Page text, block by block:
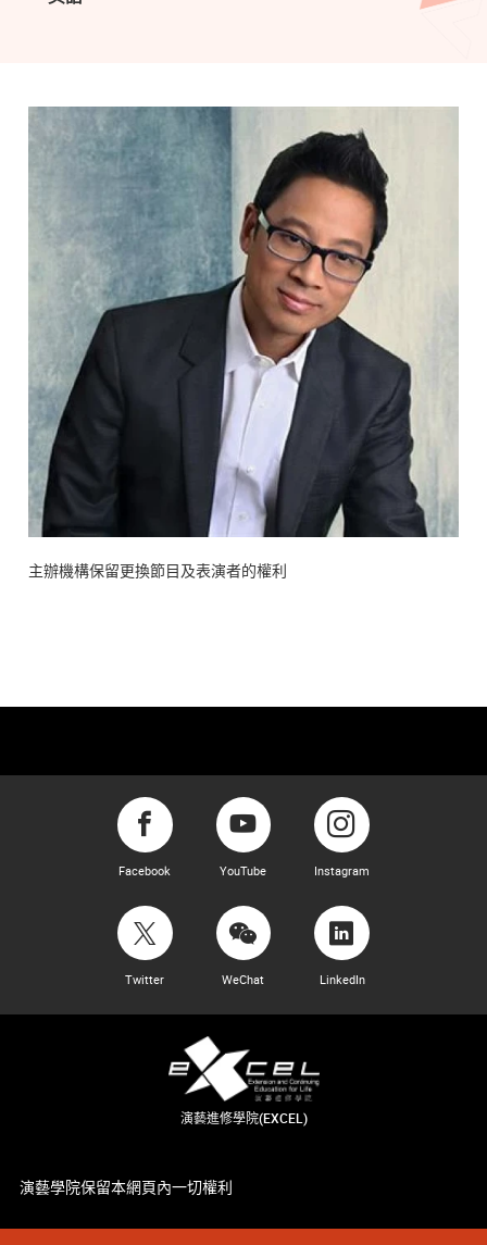
主辦機構保留更換節目及表演者的權利
Facebook YouTube Instagram
Twitter WeChat LinkedIn
演藝進修學院(EXCEL)
演藝學院保留本網頁內一切權利